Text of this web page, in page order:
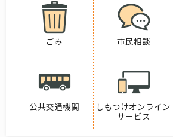
ごみ 市民相談
公共交通機関
しもつけオンライン
サービス